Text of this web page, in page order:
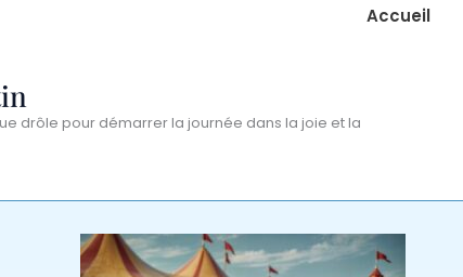
Accueil
drôle pour démarrer la journée dans la joie et la